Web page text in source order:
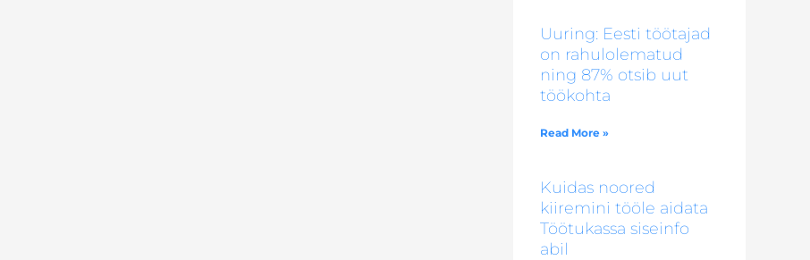
Uuring: Eesti töötajad
on rahulolematud
ning 87% otsib uut
töökohta
Read More »
Kuidas noored
kiiremini tööle aidata
Töötukassa siseinfo
abil